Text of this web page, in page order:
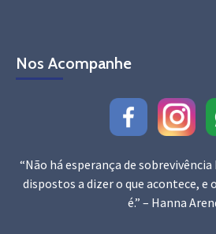
Nos Acompanhe
“Não há esperança de
dispostos a dizer o que acontece, e
é.” – Hanna